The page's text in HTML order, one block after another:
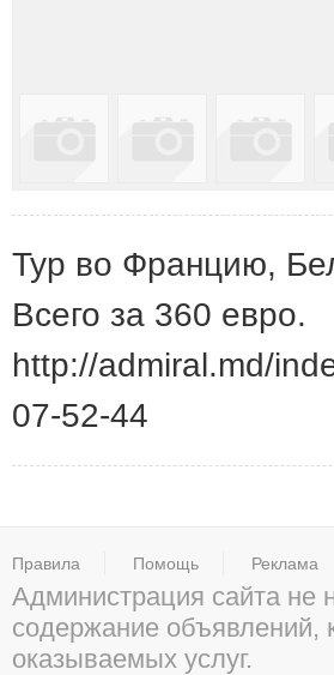
Тур во Францию,
Всего за 360 евро.
http://admiral.md/
07-52-44
Правила Помощь Реклама
Администрация сайта не
содержание объявлений,
оказываемых услуг.